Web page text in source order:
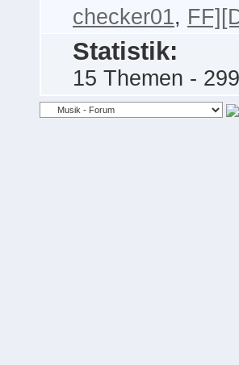
checker01,
Statistik:
15 Themen -